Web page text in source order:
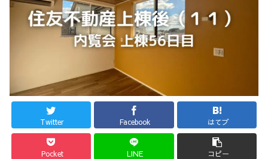
Twitter Facebook はてブ
Pocket LINE コピー